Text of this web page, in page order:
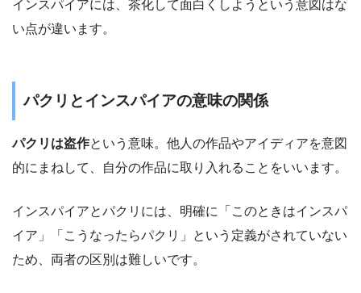
インスパイアには、茶化して面白くしようという意図はな
い点が違います。
パクリとインスパイアの意味の関係
パクリは盗作という意味。他人の作品やアイディアを意図
的にまねして、自分の作品に取り入れることをいいます。
インスパイアとパクリには、明確に「このときはインスパ
イア」「こうなったらパクリ」という定義がされていない
ため、両者の区別は難しいです。